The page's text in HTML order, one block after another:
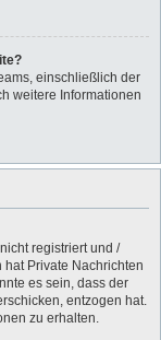
einschließlich der
weitere Informationen
registriert und /
Private Nachrichten
es sein, dass der
entzogen hat.
zu erhalten.